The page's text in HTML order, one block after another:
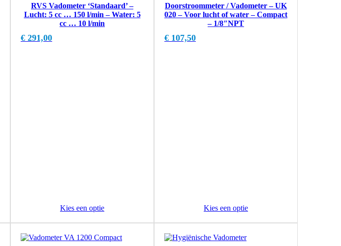
RVS Vadometer ‘Standaard’ –
Lucht: 5 cc … 150 l/min – Water: 5
cc … 10 l/min
€ 291,00
Kies een optie
Doorstroommeter / Vadometer – UK
020 – Voor lucht of water – Compact
– 1/8″NPT
€ 107,50
Kies een optie